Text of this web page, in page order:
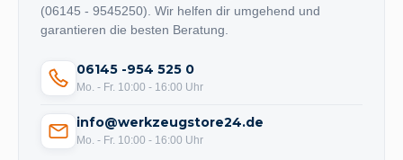
(06145 - 9545250). Wir helfen dir umgehend und
garantieren die besten Beratung.
06145 -954 525 0
Mo. - Fr. 10:00 - 16:00 Uhr
info@werkzeugstore24.de
Mo. - Fr. 10:00 - 16:00 Uhr